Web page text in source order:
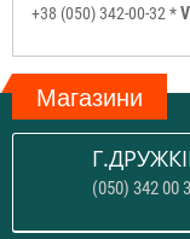
+38 (050) 342-00-32 *
Магазини
(050) 342 00